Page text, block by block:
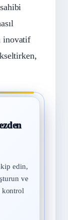
inovatif
edin,
ve
kontrol